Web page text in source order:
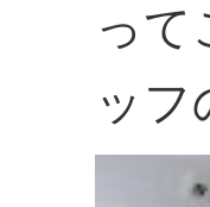
って
ッフ